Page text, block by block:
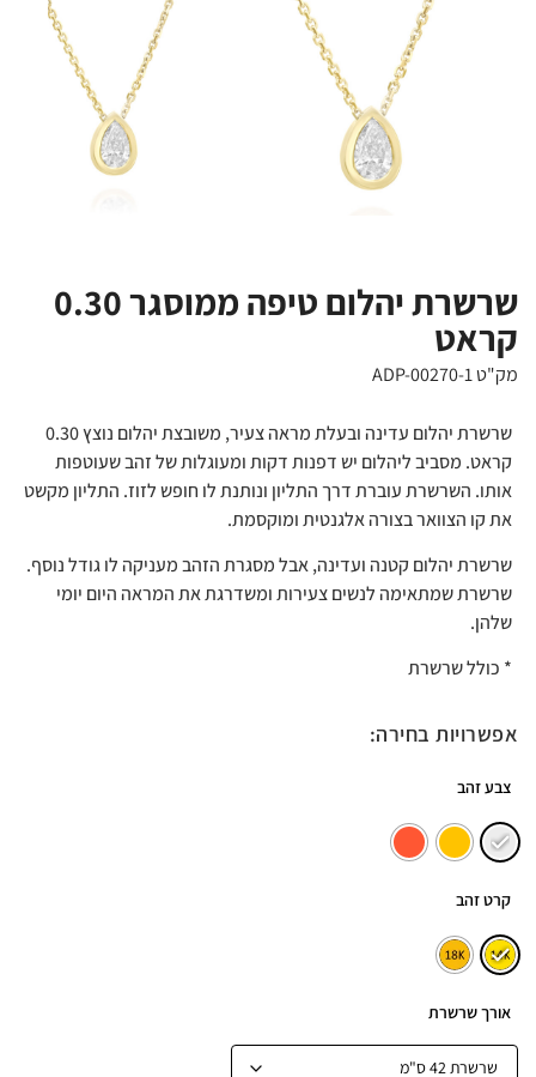
שרשרת יהלום טיפה ממוסגר 0.30
קראט
מק"ט ADP-00270-1
שרשרת יהלום עדינה ובעלת מראה צעיר, משובצת יהלום נוצץ 0.30
קראט. מסביב ליהלום יש דפנות דקות ומעוגלות של זהב שעוטפות
אותו. השרשרת עוברת דרך התליון ונותנת לו חופש לזוז. התליון מקשט
את קו הצוואר בצורה אלגנטית ומוקסמת.
שרשרת יהלום קטנה ועדינה, אבל מסגרת הזהב מעניקה לו גודל נוסף.
שרשרת שמתאימה לנשים צעירות ומשדרגת את המראה היום יומי
שלהן.
* כולל שרשרת
אפשרויות בחירה:
צבע זהב
קרט זהב
אורך שרשרת